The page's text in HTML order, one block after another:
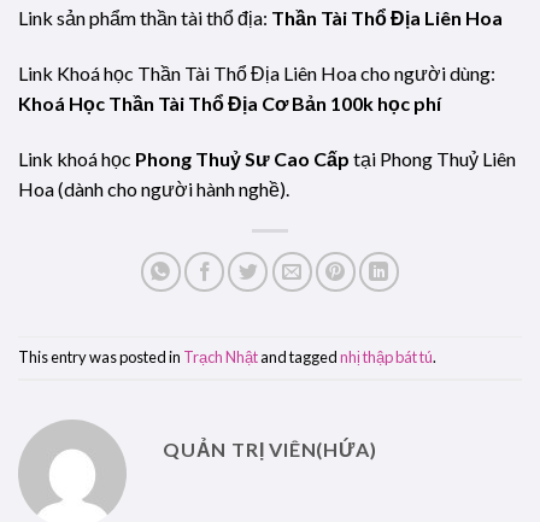
Link sản phẩm thần tài thổ địa: Thần Tài Thổ Địa Liên Hoa
Link Khoá học Thần Tài Thổ Địa Liên Hoa cho người dùng:
Khoá Học Thần Tài Thổ Địa Cơ Bản 100k học phí
Link khoá học Phong Thuỷ Sư Cao Cấp tại Phong Thuỷ Liên
Hoa (dành cho người hành nghề).
This entry was posted in Trạch Nhậtand taggednhị thập bát tú.
QUẢN TRỊ VIÊN(HỨA)